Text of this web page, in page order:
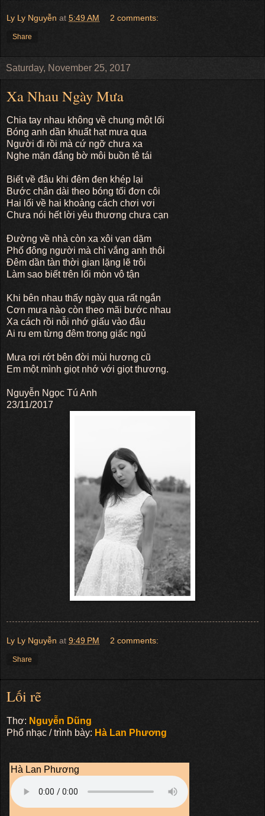
Ly Ly Nguyễn at 5:49 AM 2 comments:
Share
Saturday, November 25, 2017
Xa Nhau Ngày Mưa
Chia tay nhau không về chung một lối
Bóng anh dần khuất hạt mưa qua
Người đi rồi mà cứ ngỡ chưa xa
Nghe mặn đắng bờ môi buồn tê tái
Biết về đâu khi đêm đen khép lại
Bước chân dài theo bóng tối đơn côi
Hai lối về hai khoảng cách chơi vơi
Chưa nói hết lời yêu thương chưa cạn
Đường về nhà còn xa xôi vạn dặm
Phố đông người mà chỉ vắng anh thôi
Đêm dần tàn thời gian lặng lẽ trôi
Làm sao biết trên lối mòn vô tận
Khi bên nhau thấy ngày qua rất ngắn
Cơn mưa nào còn theo mãi bước nhau
Xa cách rồi nỗi nhớ giấu vào đâu
Ai ru em từng đêm trong giấc ngủ
Mưa rơi rớt bên đời mùi hương cũ
Em một mình giọt nhớ với giọt thương.
Nguyễn Ngọc Tú Anh
23/11/2017
Ly Ly Nguyễn at 9:49 PM 2 comments:
Share
Lối rẽ
Thơ: Nguyễn Dũng
Phổ nhạc / trình bày: Hà Lan Phương
Hà Lan Phương